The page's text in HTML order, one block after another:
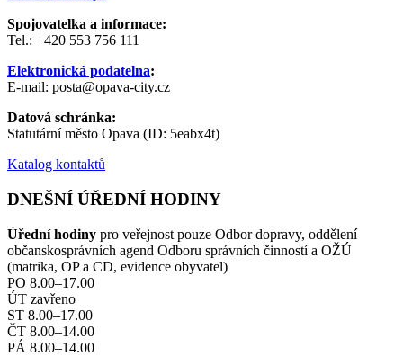
Spojovatelka a informace:
Tel.: +420 553 756 111
Elektronická podatelna:
E-mail: posta@opava-city.cz
Datová schránka:
Statutární město Opava (ID: 5eabx4t)
Katalog kontaktů
DNEŠNÍ ÚŘEDNÍ HODINY
Úřední hodiny pro veřejnost pouze Odbor dopravy, oddělení
občanskosprávních agend Odboru správních činností a OŽÚ
(matrika, OP a CD, evidence obyvatel)
PO 8.00–17.00
ÚT zavřeno
ST 8.00–17.00
ČT 8.00–14.00
PÁ 8.00–14.00